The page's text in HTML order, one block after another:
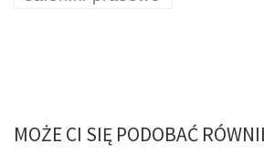
MOŻE CI SIĘ PODOBAĆ